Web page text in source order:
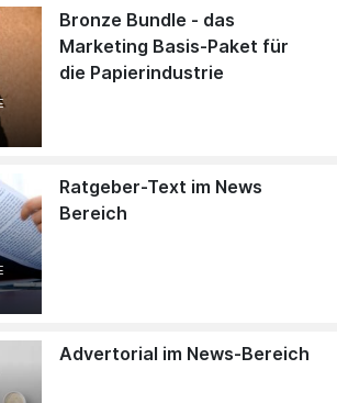
Bronze Bundle - das
Marketing Basis-Paket für
die Papierindustrie
Ratgeber-Text im News
Bereich
Advertorial im News-Bereich